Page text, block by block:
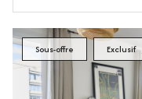
Sous-offre Exclusif